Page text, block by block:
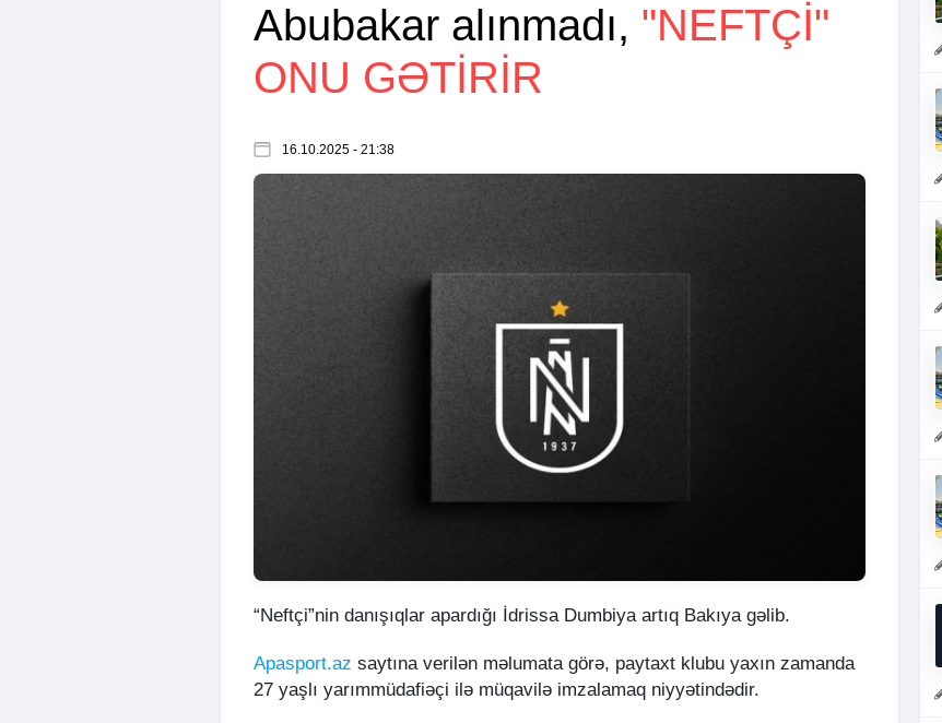
Abubakar alınmadı, "NEFTÇI"
ONU GƏTIRIR
16.10.2025 - 21:38
“Neftçi”nin danışıqlar apardığı İdrissa Dumbiya artıq Bakıya gəlib.
Apasport.az saytına verilən məlumata görə, paytaxt klubu yaxın zamanda
27 yaşlı yarımmüdafiəçi ilə müqavilə imzalamaq niyyətindədir.